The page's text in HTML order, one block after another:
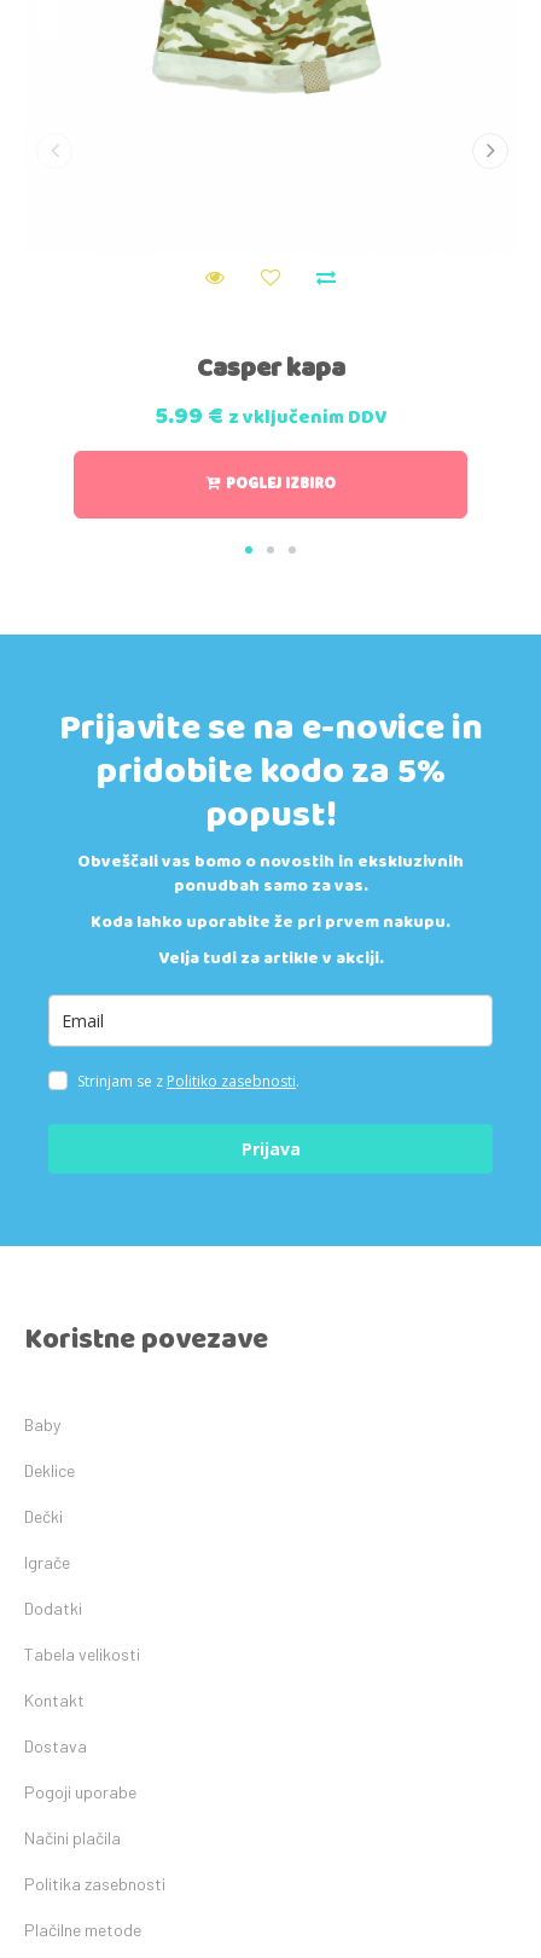
Casper kapa
5.99€ z vključenim DDV
POGLEJ IZBIRO
Prijavite se na e-novice in
pridobite kodo za 5%
popust!
Obveščali vas bomo o novostih in ekskluzivnih
ponudbah samo za vas.
Koda lahko uporabite že pri prvem nakupu.
Velja tudi za artikle v akciji.
Strinjam se z Politiko zasebnosti.
Prijava
Koristne povezave
Baby
Deklice
Dečki
Igrače
Dodatki
Tabela velikosti
Kontakt
Dostava
Pogoji uporabe
Načini plačila
Politika zasebnosti
Plačilne metode